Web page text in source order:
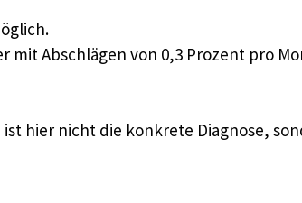
Abschlägen von 0,3 Prozent pro
hier nicht die konkrete Diagnose,